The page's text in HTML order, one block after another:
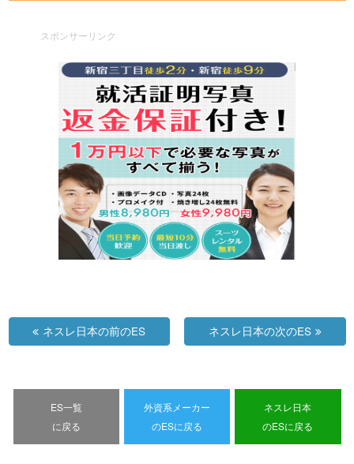
スポンサーリンク
ネスレ日本の前のES ネスレ日本の次のES
ES一覧
に戻る
外資系メーカー
のESに戻る
ネスレ日本
のESに戻る